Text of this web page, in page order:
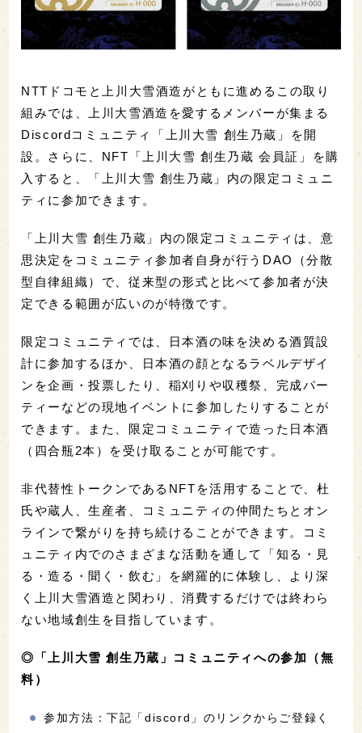
NTTドコモと上川大雪酒造がともに進めるこの取り
組みでは、上川大雪酒造を愛するメンバーが集まる
Discordコミュニティ「上川大雪 創生乃蔵」を開
設。さらに、NFT「上川大雪 創生乃蔵 会員証」を購
入すると、「上川大雪 創生乃蔵」内の限定コミュニ
ティに参加できます。
「上川大雪 創生乃蔵」内の限定コミュニティは、意
思決定をコミュニティ参加者自身が行うDAO（分散
型自律組織）で、従来型の形式と比べて参加者が決
定できる範囲が広いのが特徴です。
限定コミュニティでは、日本酒の味を決める酒質設
計に参加するほか、日本酒の顔となるラベルデザイ
ンを企画・投票したり、稲刈りや収穫祭、完成パー
ティーなどの現地イベントに参加したりすることが
できます。また、限定コミュニティで造った日本酒
（四合瓶2本）を受け取ることが可能です。
非代替性トークンであるNFTを活用することで、杜
氏や蔵人、生産者、コミュニティの仲間たちとオン
ラインで繋がりを持ち続けることができます。コミ
ュニティ内でのさまざまな活動を通して「知る・見
る・造る・聞く・飲む」を網羅的に体験し、より深
く上川大雪酒造と関わり、消費するだけでは終わら
ない地域創生を目指しています。
◎「上川大雪 創生乃蔵」コミュニティへの参加（無
料）
参加方法：下記「discord」のリンクからご登録く